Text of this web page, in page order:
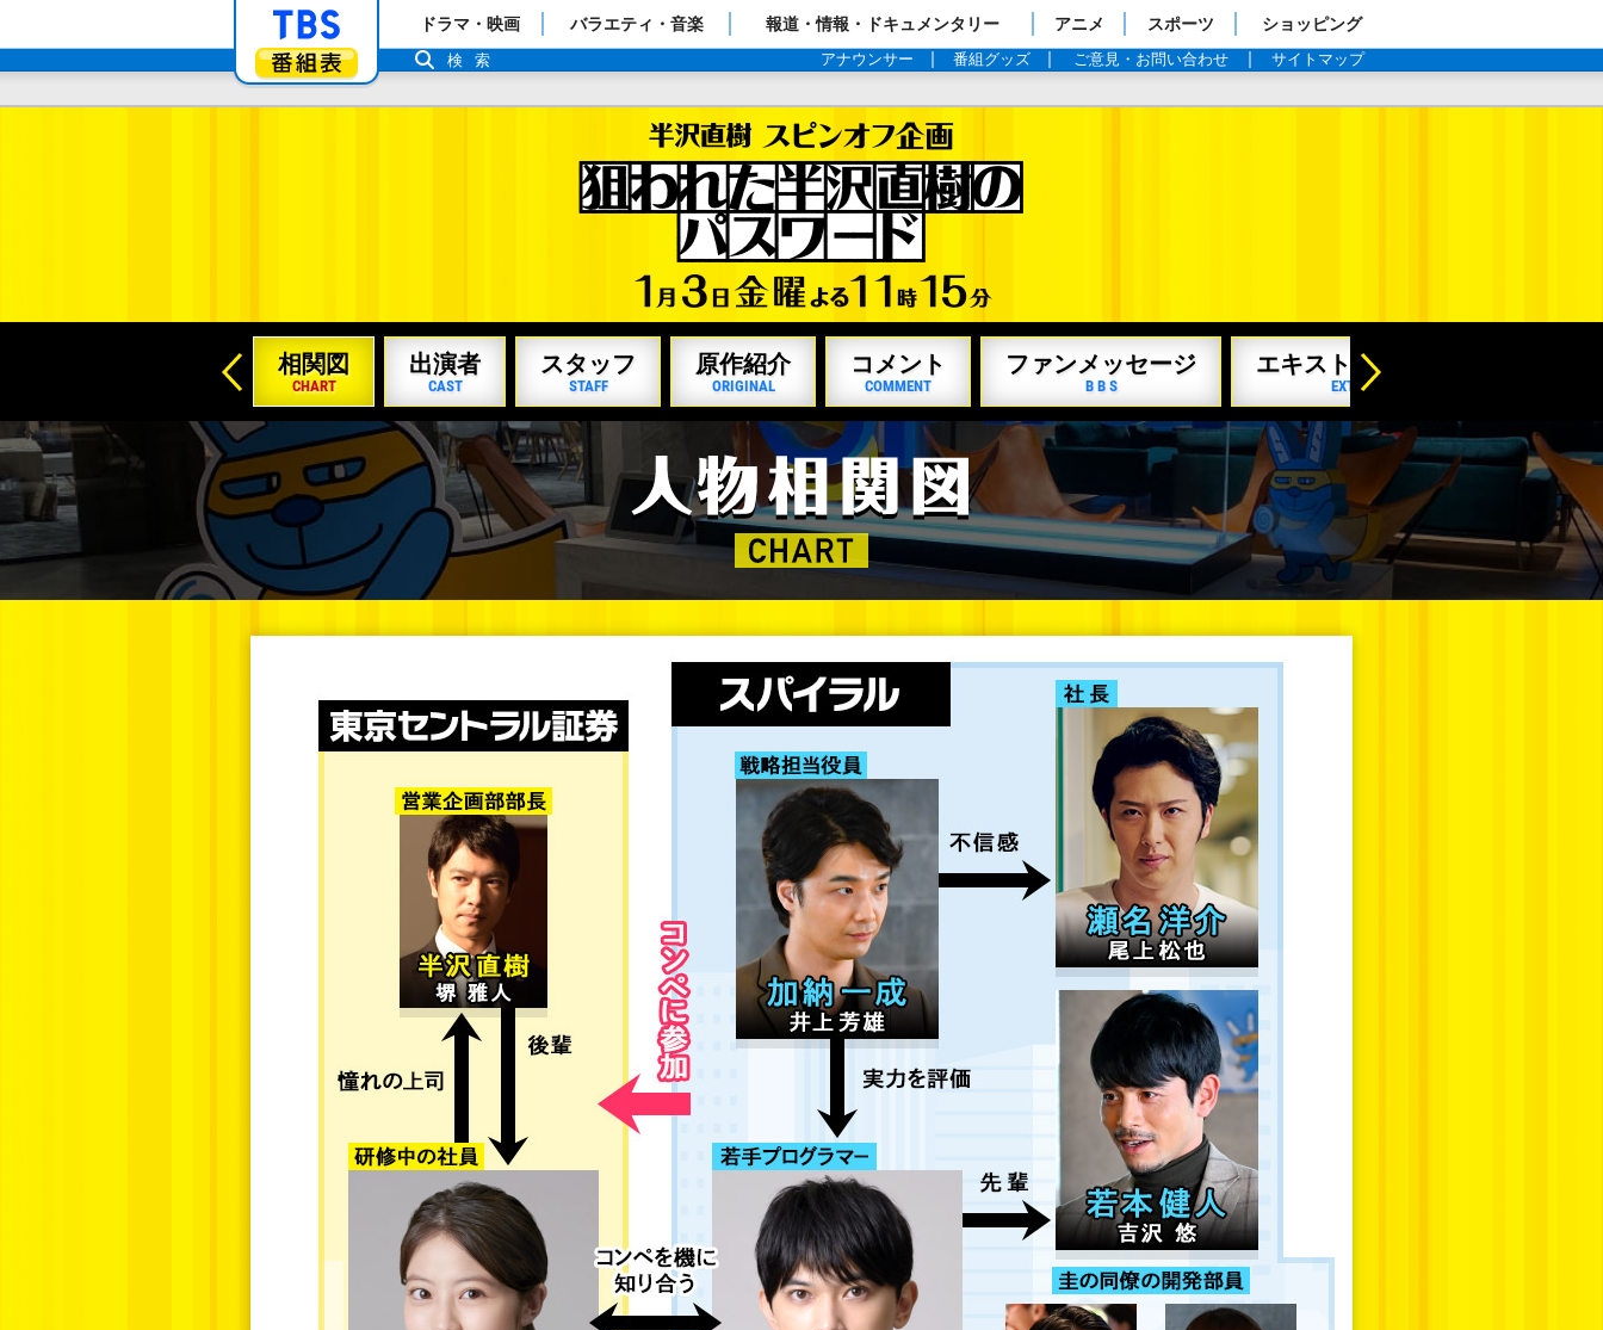
「TBSテレビ」トップページ
番組表
ドラマ・映画 バラエティ・音楽 報道・情報・ドキュメンタリー アニメ スポーツ ショッピング
アナウンサー 番組グッズ ご意見・お問い合わせ サイトマップ
検索
相関図 出演者 スタッフ 原作紹介 コメント ファンメッセージ エキストラ写真館
相関図